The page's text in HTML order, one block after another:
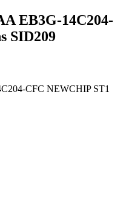
EB3G-14C204-
SID209
CFC NEWCHIP ST1